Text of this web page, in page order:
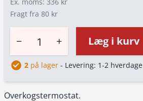
Overkogstermostat.
Fragt fra 80 kr
− + Læg i kurv
2 på lager - Levering: 1-2 hverdage